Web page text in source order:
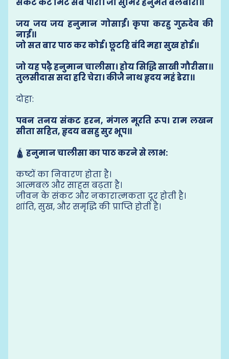
जय जय जय हनुमान गोसाईं। कृपा करहु गुरुदेव की
नाईं॥
जो सत बार पाठ कर कोई। छूटहि बंदि महा सुख होई॥
जो यह पढ़ै हनुमान चालीसा। होय सिद्धि साखी गौरीसा॥
तुलसीदास सदा हरि चेरा। कीजै नाथ हृदय महं डेरा॥
दोहा:
पवन तनय संकट हरन, मंगल मूरति रूप। राम लखन
सीता सहित, हृदय बसहु सुर भूप॥
🛕 हनुमान चालीसा का पाठ करने से लाभ:
कष्टों का निवारण होता है।
आत्मबल और साहस बढ़ता है।
जीवन के संकट और नकारात्मकता दूर होती है।
शांति, सुख, और समृद्धि की प्राप्ति होती है।